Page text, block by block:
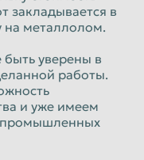
закладывается в
на металлолом.
уверены в
работы.
и уже имеем
промышленных